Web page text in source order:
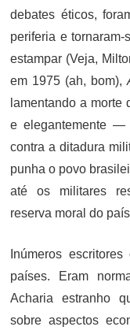
debates éticos,
periferia e
estampar (Veja,
em 1975 (ah, bom),
lamentando a morte
e elegantemente —
contra a ditadura
punha o povo
até os militares
reserva moral do
Inúmeros
países. Eram
Acharia estranho
sobre aspectos